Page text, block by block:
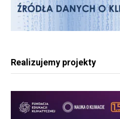
Realizujemy projekty